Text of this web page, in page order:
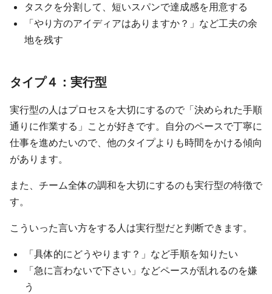
タスクを分割して、短いスパンで達成感を用意する
「やり方のアイディアはありますか？」など工夫の余
地を残す
タイプ４：実行型
実行型の人はプロセスを大切にするので「決められた手順
通りに作業する」ことが好きです。自分のペースで丁寧に
仕事を進めたいので、他のタイプよりも時間をかける傾向
があります。
また、チーム全体の調和を大切にするのも実行型の特徴で
す。
こういった言い方をする人は実行型だと判断できます。
「具体的にどうやります？」など手順を知りたい
「急に言わないで下さい」などペースが乱れるのを嫌
う